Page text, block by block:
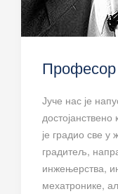
Професор
Јуче нас је
је градио све
градитељ,
инжењерства,
мехатронике,